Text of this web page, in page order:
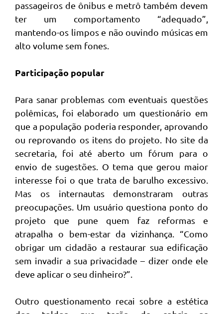
passageiros de ônibus e metrô também devem
ter um comportamento “adequado”,
mantendo-os limpos e não ouvindo músicas em
alto volume sem fones.
Participação popular
Para sanar problemas com eventuais questões
polêmicas, foi elaborado um questionário em
que a população poderia responder, aprovando
ou reprovando os itens do projeto. No site da
secretaria, foi até aberto um fórum para o
envio de sugestões. O tema que gerou maior
interesse foi o que trata de barulho excessivo.
Mas os internautas demonstraram outras
preocupações. Um usuário questiona ponto do
projeto que pune quem faz reformas e
atrapalha o bem-estar da vizinhança. “Como
obrigar um cidadão a restaurar sua edificação
sem invadir a sua privacidade – dizer onde ele
deve aplicar o seu dinheiro?”.
Outro questionamento recai sobre a estética